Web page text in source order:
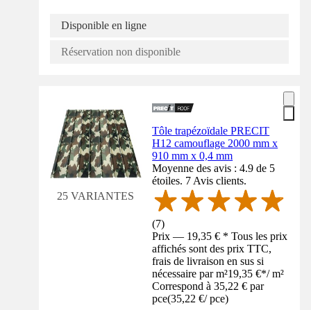
Disponible en ligne
Réservation non disponible
25 VARIANTES
Tôle trapézoïdale PRECIT
H12 camouflage 2000 mm x
910 mm x 0,4 mm
Moyenne des avis : 4.9 de 5
étoiles. 7 Avis clients.
(7)
Prix — 19,35 € * Tous les prix
affichés sont des prix TTC,
frais de livraison en sus si
nécessaire par m²19,35 €*/ m²
Correspond à 35,22 € par
pce(35,22 €/ pce)